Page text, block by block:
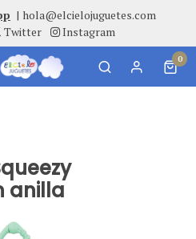
| hola@elcielojuguetes.com
Twitter Instagram
0
anilla